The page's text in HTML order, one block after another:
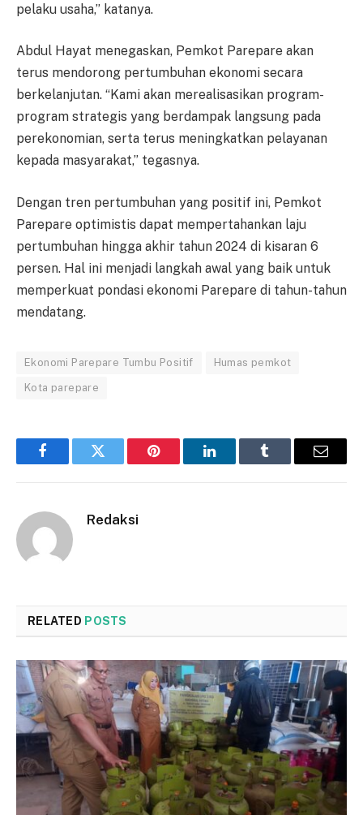
pelaku usaha,” katanya.
Abdul Hayat menegaskan, Pemkot Parepare akan
terus mendorong pertumbuhan ekonomi secara
berkelanjutan. “Kami akan merealisasikan program-
program strategis yang berdampak langsung pada
perekonomian, serta terus meningkatkan pelayanan
kepada masyarakat,” tegasnya.
Dengan tren pertumbuhan yang positif ini, Pemkot
Parepare optimistis dapat mempertahankan laju
pertumbuhan hingga akhir tahun 2024 di kisaran 6
persen. Hal ini menjadi langkah awal yang baik untuk
memperkuat pondasi ekonomi Parepare di tahun-tahun
mendatang.
Ekonomi Parepare Tumbu Positif Humas pemkot
Kota parepare
FacebookTwitter Pinterest LinkedInTumblr Email
Redaksi
RELATED POSTS